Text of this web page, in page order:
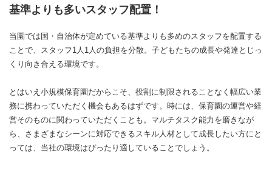
基準よりも多いスタッフ配置！
当園では国・自治体が定めている基準よりも多めのスタッフを配置する
ことで、スタッフ1人1人の負担を分散。子どもたちの成長や発達とじっ
くり向き合える環境です。
とはいえ小規模保育園だからこそ、役割に制限されることなく幅広い業
務に携わっていただく機会もあるはずです。時には、保育園の運営や経
営そのものに関わっていただくことも。マルチタスク能力を磨きなが
ら、さまざまなシーンに対応できるスキル人材として成長したい方にと
っては、当社の環境はぴったり適していることでしょう。